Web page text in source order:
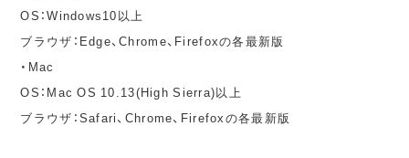
OS：Windows10以上
ブラウザ：Edge、Chrome、Firefoxの各最新版
・Mac
OS：Mac OS 10.13(High Sierra)以上
ブラウザ：Safari、Chrome、Firefoxの各最新版